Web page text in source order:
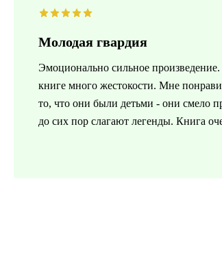
Молодая гвардия
Эмоционально сильное
книге много жестокости. Мне
то, что они были детьми - они смело
до сих пор слагают легенды. Книга